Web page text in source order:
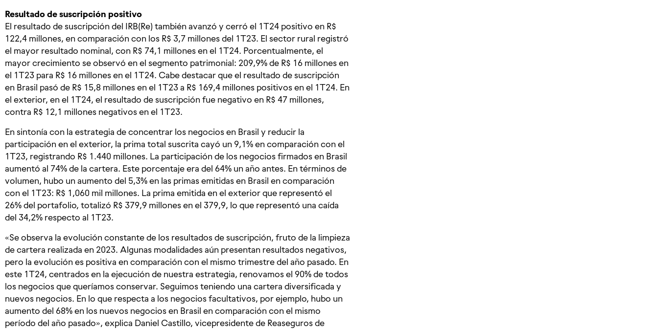
Resultado de suscripción positivo
El resultado de suscripción del IRB(Re) también avanzó y cerró el 1T24 positivo en R$
122,4 millones, en comparación con los R$ 3,7 millones del 1T23. El sector rural registró
el mayor resultado nominal, con R$ 74,1 millones en el 1T24. Porcentualmente, el
mayor crecimiento se observó en el segmento patrimonial: 209,9% de R$ 16 millones en
el 1T23 para R$ 16 millones en el 1T24. Cabe destacar que el resultado de suscripción
en Brasil pasó de R$ 15,8 millones en el 1T23 a R$ 169,4 millones positivos en el 1T24. En
el exterior, en el 1T24, el resultado de suscripción fue negativo en R$ 47 millones,
contra R$ 12,1 millones negativos en el 1T23.
En sintonía con la estrategia de concentrar los negocios en Brasil y reducir la
participación en el exterior, la prima total suscrita cayó un 9,1% en comparación con el
1T23, registrando R$ 1.440 millones. La participación de los negocios firmados en Brasil
aumentó al 74% de la cartera. Este porcentaje era del 64% un año antes. En términos de
volumen, hubo un aumento del 5,3% en las primas emitidas en Brasil en comparación
con el 1T23: R$ 1,060 mil millones. La prima emitida en el exterior que representó el
26% del portafolio, totalizó R$ 379,9 millones en el 379,9, lo que representó una caída
del 34,2% respecto al 1T23.
«Se observa la evolución constante de los resultados de suscripción, fruto de la limpieza
de cartera realizada en 2023. Algunas modalidades aún presentan resultados negativos,
pero la evolución es positiva en comparación con el mismo trimestre del año pasado. En
este 1T24, centrados en la ejecución de nuestra estrategia, renovamos el 90% de todos
los negocios que queríamos conservar. Seguimos teniendo una cartera diversificada y
nuevos negocios. En lo que respecta a los negocios facultativos, por ejemplo, hubo un
aumento del 68% en los nuevos negocios en Brasil en comparación con el mismo
período del año pasado», explica Daniel Castillo, vicepresidente de Reaseguros de